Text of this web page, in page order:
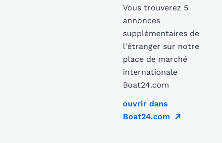
Vous trouverez 5
annonces
supplémentaires de
l'étranger sur notre
place de marché
internationale
Boat24.com
ouvrir dans
Boat24.com